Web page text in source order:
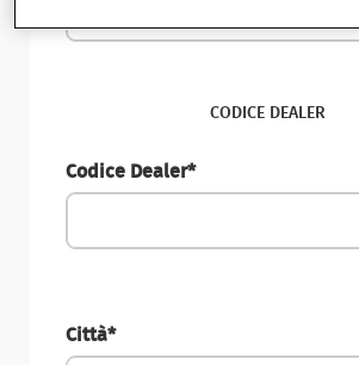
CODICE DEALER
Codice Dealer*
Città*